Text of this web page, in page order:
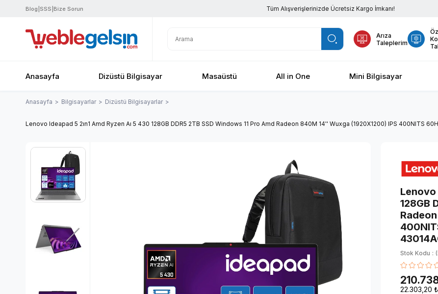
Blog SSS Bize Sorun Tüm Alışverişlerinizde Ücretsiz Kargo İmkanı!
Arıza
Taleplerim
Anasayfa Dizüstü Bilgisayar Masaüstü All in One Mini Bilgisayar
Anasayfa Bilgisayarlar Dizüstü Bilgisayarlar
Lenovo Ideapad 5 2ın1 Amd Ryzen Aı 5 430 128GB DDR5 2TB SSD Windows 11 Pro Amd Radeon 840M 14'' Wuxga (1920X1200) IPS 400NITS
Lenovo
128GB
Stok Kodu
22.303,20 ₺